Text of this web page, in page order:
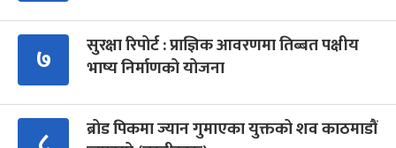
७
सुरक्षा रिपोर्ट : प्राज्ञिक आवरणमा तिब्बत पक्षीय
भाष्य निर्माणको योजना
ब्रोड पिकमा ज्यान गुमाएका युक्तको शव काठमाडौं